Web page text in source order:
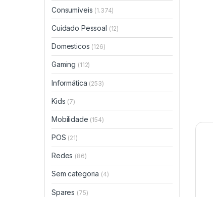
Consumíveis (1.374)
Cuidado Pessoal (12)
Domesticos (126)
Gaming (112)
Informática (253)
Kids (7)
Mobilidade (154)
POS (21)
Redes (86)
Sem categoria (4)
Spares (75)